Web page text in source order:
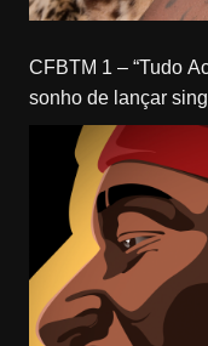
CFBTM 1 – “Tudo Aconteceu”: MC Du Black realiza
sonho de lançar